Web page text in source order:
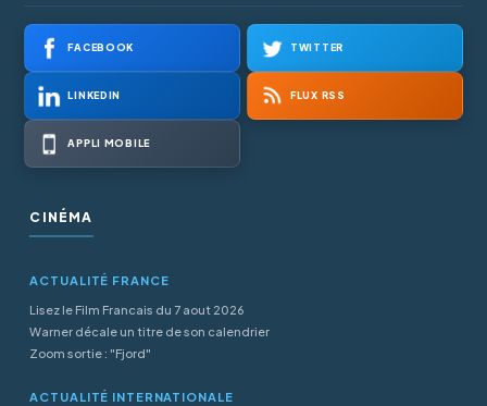
FACEBOOK TWITTER
LINKEDIN FLUX RSS
APPLI MOBILE
CINÉMA
ACTUALITÉ FRANCE
Lisez le Film Francais du 7 aout 2026
Warner décale un titre de son calendrier
Zoom sortie : "Fjord"
ACTUALITÉ INTERNATIONALE